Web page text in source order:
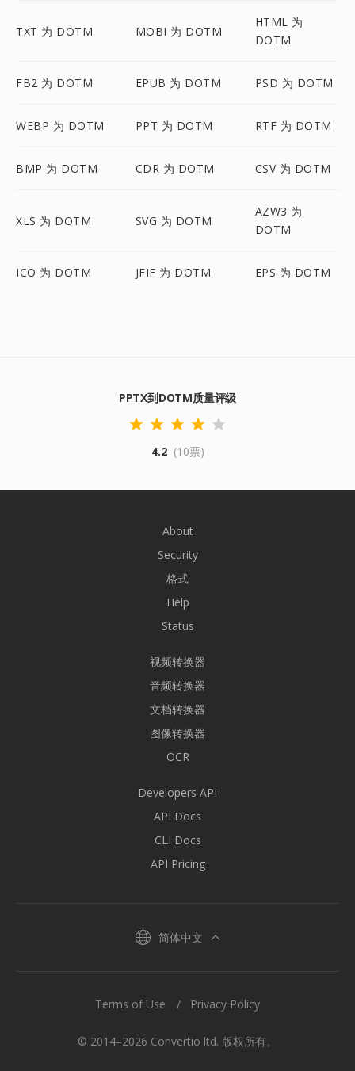
TXT 为 DOTM MOBI 为 DOTM
HTML 为
DOTM
FB2 为 DOTM EPUB 为 DOTM PSD 为 DOTM
WEBP 为 DOTM PPT 为 DOTM RTF 为 DOTM
BMP 为 DOTM CDR 为 DOTM CSV 为 DOTM
XLS 为 DOTM SVG 为 DOTM
AZW3 为
DOTM
ICO 为 DOTM JFIF 为 DOTM EPS 为 DOTM
PPTX到DOTM质量评级
4.2 (10票)
About
Security
格式
Help
Status
视频转换器
音频转换器
文档转换器
图像转换器
OCR
Developers API
API Docs
CLI Docs
API Pricing
简体中文
© 2014–2026 Convertio ltd. 版权所有。
Terms of Use Privacy Policy